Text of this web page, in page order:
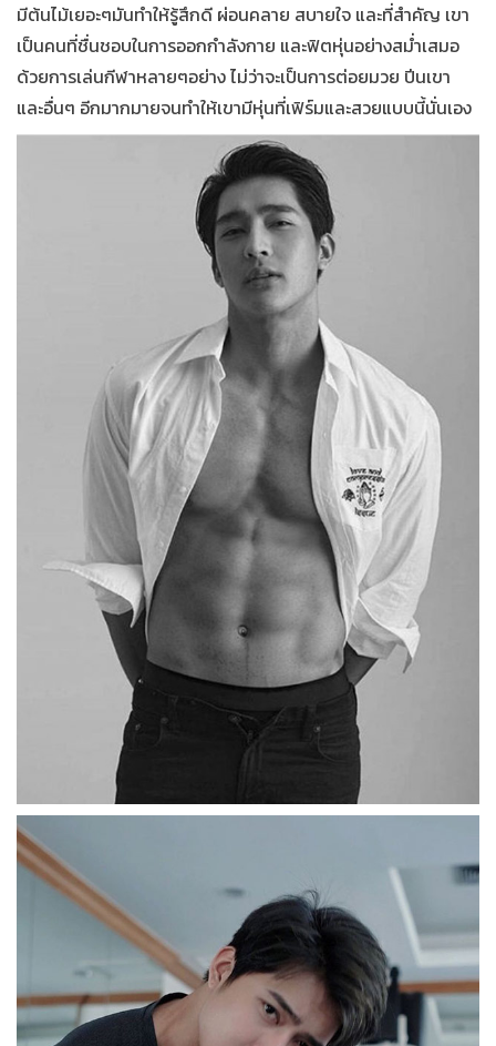
มีต้นไม้เยอะๆมันทำให้รู้สึกดี ผ่อนคลาย สบายใจ และที่สำคัญ เขา
เป็นคนที่ชื่นชอบในการออกกำลังกาย และฟิตหุ่นอย่างสม่ำเสมอ
ด้วยการเล่นกีฬาหลายๆอย่าง ไม่ว่าจะเป็นการต่อยมวย ปีนเขา
และอื่นๆ อีกมากมายจนทำให้เขามีหุ่นที่เฟิร์มและสวยแบบนี้นั่นเอง